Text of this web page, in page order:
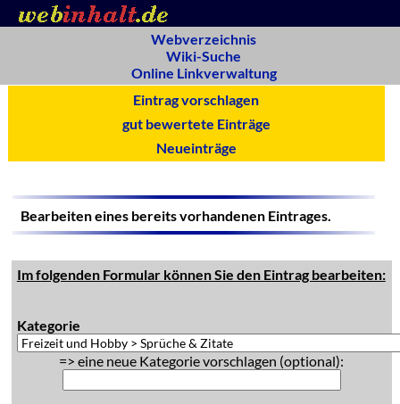
Webverzeichnis
Wiki-Suche
Online Linkverwaltung
Eintrag vorschlagen
gut bewertete Einträge
Neueinträge
Bearbeiten eines bereits vorhandenen Eintrages.
Im folgenden Formular können Sie den Eintrag bearbeiten:
Kategorie
=> eine neue Kategorie vorschlagen (optional):